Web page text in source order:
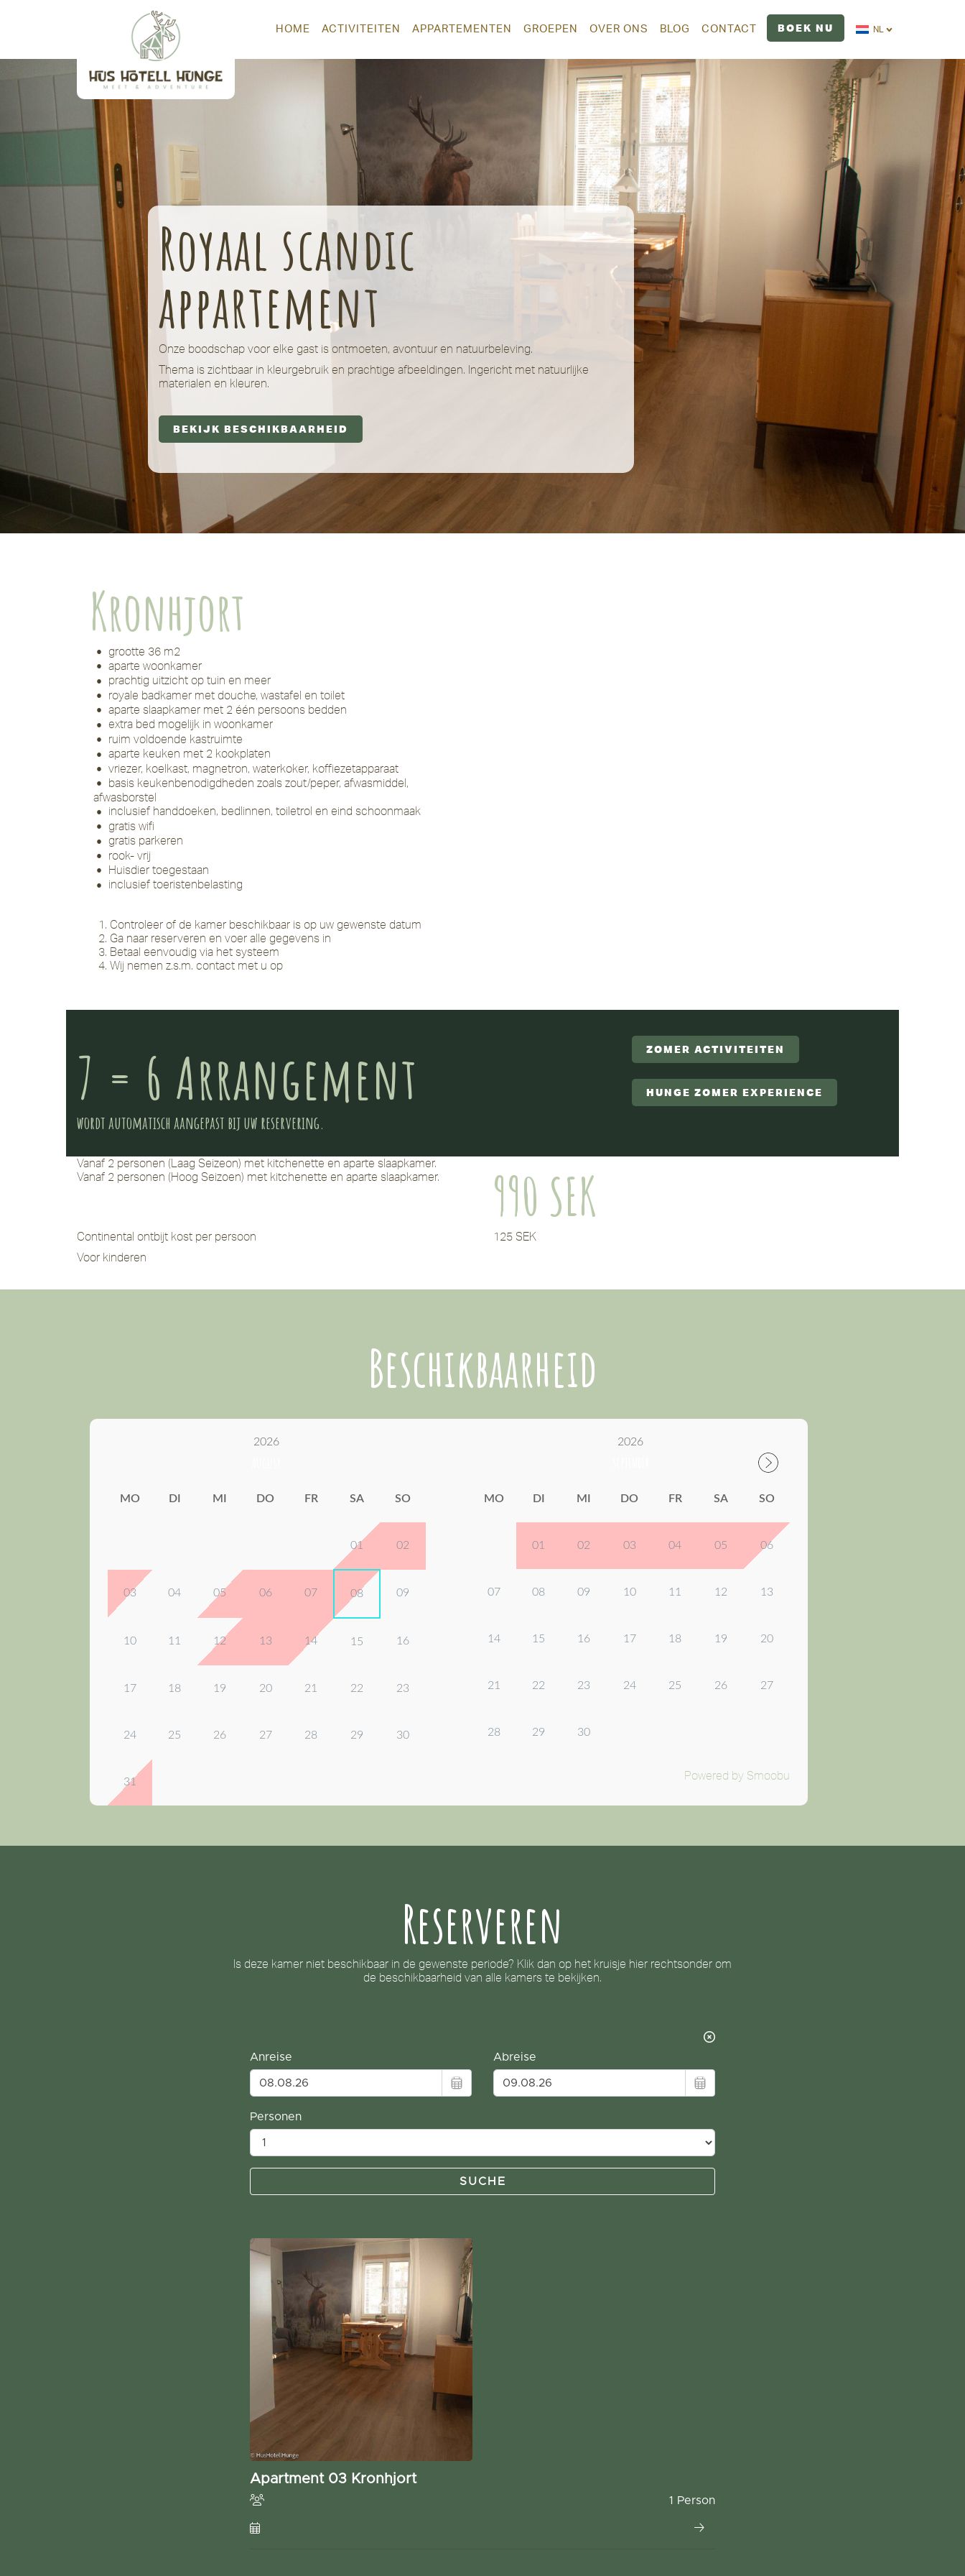
HOME ACTIVITEITEN APPARTEMENTEN GROEPEN OVER ONS BLOG CONTACT BOEK NU NL
Royaal scandic
appartement
Onze boodschap voor elke gast is ontmoeten, avontuur en natuurbeleving.
Thema is zichtbaar in kleurgebruik en prachtige afbeeldingen. Ingericht met natuurlijke
materialen en kleuren.
BEKIJK BESCHIKBAARHEID
Kronhjort
grootte 36 m2
aparte woonkamer
prachtig uitzicht op tuin en meer
royale badkamer met douche, wastafel en toilet
aparte slaapkamer met 2 één persoons bedden
extra bed mogelijk in woonkamer
ruim voldoende kastruimte
aparte keuken met 2 kookplaten
vriezer, koelkast, magnetron, waterkoker, koffiezetapparaat
basis keukenbenodigdheden zoals zout/peper, afwasmiddel,
afwasborstel
inclusief handdoeken, bedlinnen, toiletrol en eind schoonmaak
gratis wifi
gratis parkeren
rook- vrij
Huisdier toegestaan
inclusief toeristenbelasting
Controleer of de kamer beschikbaar is op uw gewenste datum
Ga naar reserveren en voer alle gegevens in
Betaal eenvoudig via het systeem
Wij nemen z.s.m. contact met u op
7 = 6 Arrangement
wordt automatisch aangepast bij uw reservering.
ZOMER ACTIVITEITEN
HUNGE ZOMER EXPERIENCE
Vanaf 2 personen (Laag Seizeon) met kitchenette en aparte slaapkamer.
Vanaf 2 personen (Hoog Seizoen) met kitchenette en aparte slaapkamer.
990 SEK
Continental ontbijt kost per persoon
Voor kinderen
125 SEK
Beschikbaarheid
2026
MO DI MI DO FR SA SO
01 02
03 04 05 06 07 08 09
10 11 12 13 14 15 16
17 18 19 20 21 22 23
24 25 26 27 28 29 30
31
2026
MO DI MI DO FR SA SO
01 02 03 04 05 06
07 08 09 10 11 12 13
14 15 16 17 18 19 20
21 22 23 24 25 26 27
28 29 30
Powered by Smoobu
Reserveren
Is deze kamer niet beschikbaar in de gewenste periode? Klik dan op het kruisje hier rechtsonder om
de beschikbaarheid van alle kamers te bekijken.